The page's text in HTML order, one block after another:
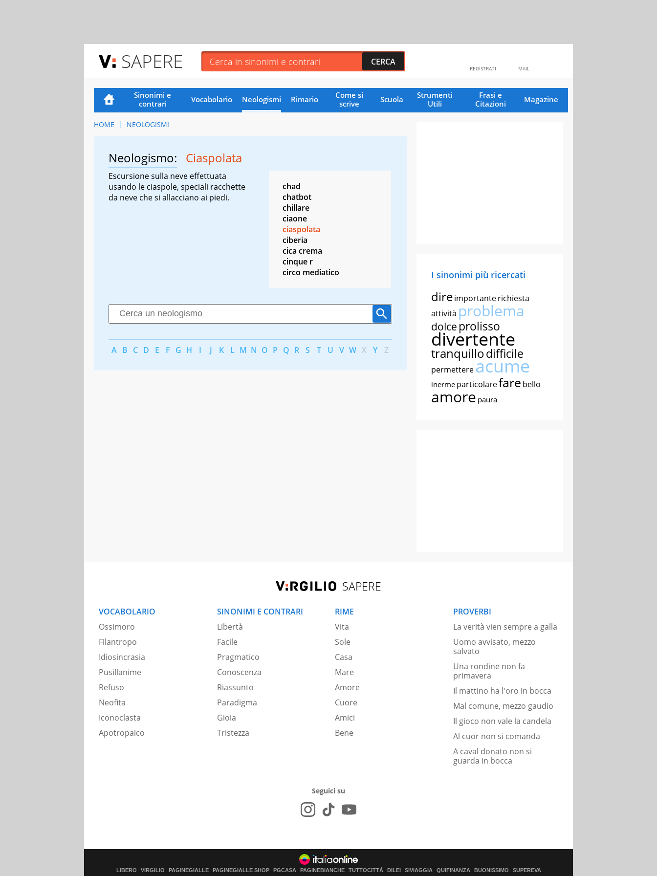
SAPERE MAIL
REGISTRATI
Sinonimi e
contrari
Vocabolario Neologismi Rimario
Come si
scrive
Scuola
Strumenti
Utili
Frasi e
Citazioni
Magazine
HOME NEOLOGISMI
Neologismo: Ciaspolata
Escursione sulla neve effettuata
usando le ciaspole, speciali racchette
da neve che si allacciano ai piedi.
chad
chatbot
chillare
ciaone
ciaspolata
ciberia
cica crema
cinque r
circo mediatico
A B C D E F G H I J K L M N O P Q R S T U V W X Y Z
I sinonimi più ricercati
direimportanterichiesta
attività problema
dolce prolisso
divertente
tranquillodifficile
permettereacume
inerme particolarefare bello
amore paura
SAPERE
VOCABOLARIO
Ossimoro
Filantropo
Idiosincrasia
Pusillanime
Refuso
Neofita
Iconoclasta
Apotropaico
SINONIMI E CONTRARI
Libertà
Facile
Pragmatico
Conoscenza
Riassunto
Paradigma
Gioia
Tristezza
RIME
Vita
Sole
Casa
Mare
Amore
Cuore
Amici
Bene
PROVERBI
La verità vien sempre a galla
Uomo avvisato, mezzo
salvato
Una rondine non fa
primavera
Il mattino ha l'oro in bocca
Mal comune, mezzo gaudio
Il gioco non vale la candela
Al cuor non si comanda
A caval donato non si
guarda in bocca
Seguici su
LIBERO VIRGILIO PAGINEGIALLE PAGINEGIALLE SHOP PGCASA PAGINEBIANCHE TUTTOCITTÀ DILEI SIVIAGGIA QUIFINANZA BUONISSIMO SUPEREVA